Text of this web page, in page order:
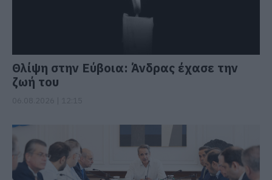
Θλίψη στην Εύβοια: Άνδρας έχασε την
ζωή του